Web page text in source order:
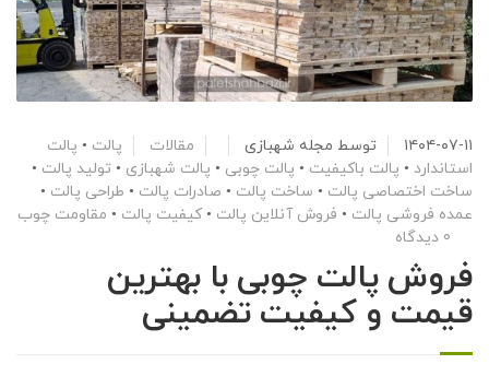
۱۴۰۴-۰۷-۱۱ توسط مجله شهبازی مقالات پالت • پالت
استاندارد • پالت باکیفیت • پالت چوبی • پالت شهبازی • تولید پالت •
ساخت اختصاصی پالت • ساخت پالت • صادرات پالت • طراحی پالت •
عمده فروشی پالت • فروش آنلاین پالت •کیفیت پالت • مقاومت چوب
0 دیدگاه
فروش پالت چوبی با بهترین
قیمت و کیفیت تضمینی